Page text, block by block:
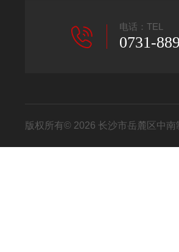
电话：TEL
0731-
版权所有© 2026 长沙市岳麓区中